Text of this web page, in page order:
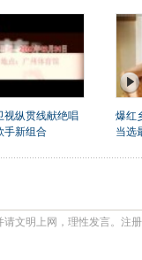
视纵贯线献绝唱
手新组合
爆红
当选